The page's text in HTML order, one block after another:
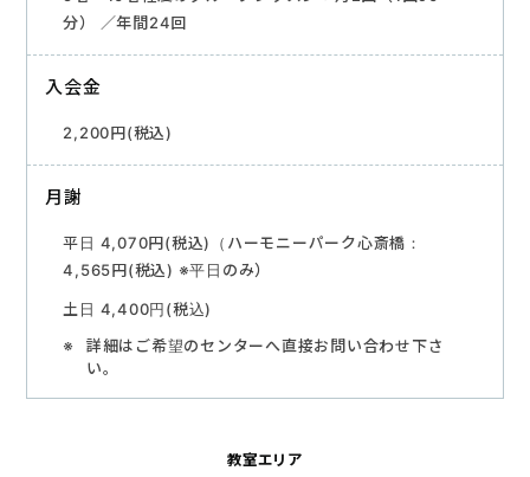
分） ／年間24回
入会金
2,200円(税込)
月謝
平日 4,070円(税込)（ハーモニーパーク心斎橋：
4,565円(税込) ※平日のみ）
土日 4,400円(税込)
詳細はご希望のセンターへ直接お問い合わせ下さ
い。
教室エリア